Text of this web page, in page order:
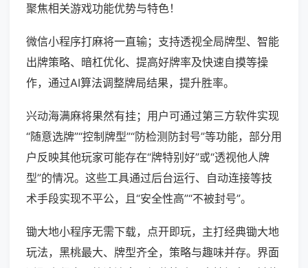
聚焦相关游戏功能优势与特色！
微信小程序打麻将一直输；支持透视全局牌型、智能
出牌策略、暗杠优化、提高好牌率及快速自摸等操
作，通过AI算法调整牌局结果，提升胜率。
兴动海满麻将果然有挂；用户可通过第三方软件实现
“随意选牌”“控制牌型”“防检测防封号”等功能，部分用
户反映其他玩家可能存在“牌特别好”或“透视他人牌
型”的情况。这些工具通过后台运行、自动连接等技
术手段实现不平公，且“安全性高”“不被封号”。
锄大地小程序无需下载，点开即玩，主打经典锄大地
玩法，黑桃最大、牌型齐全，策略与趣味并存。界面